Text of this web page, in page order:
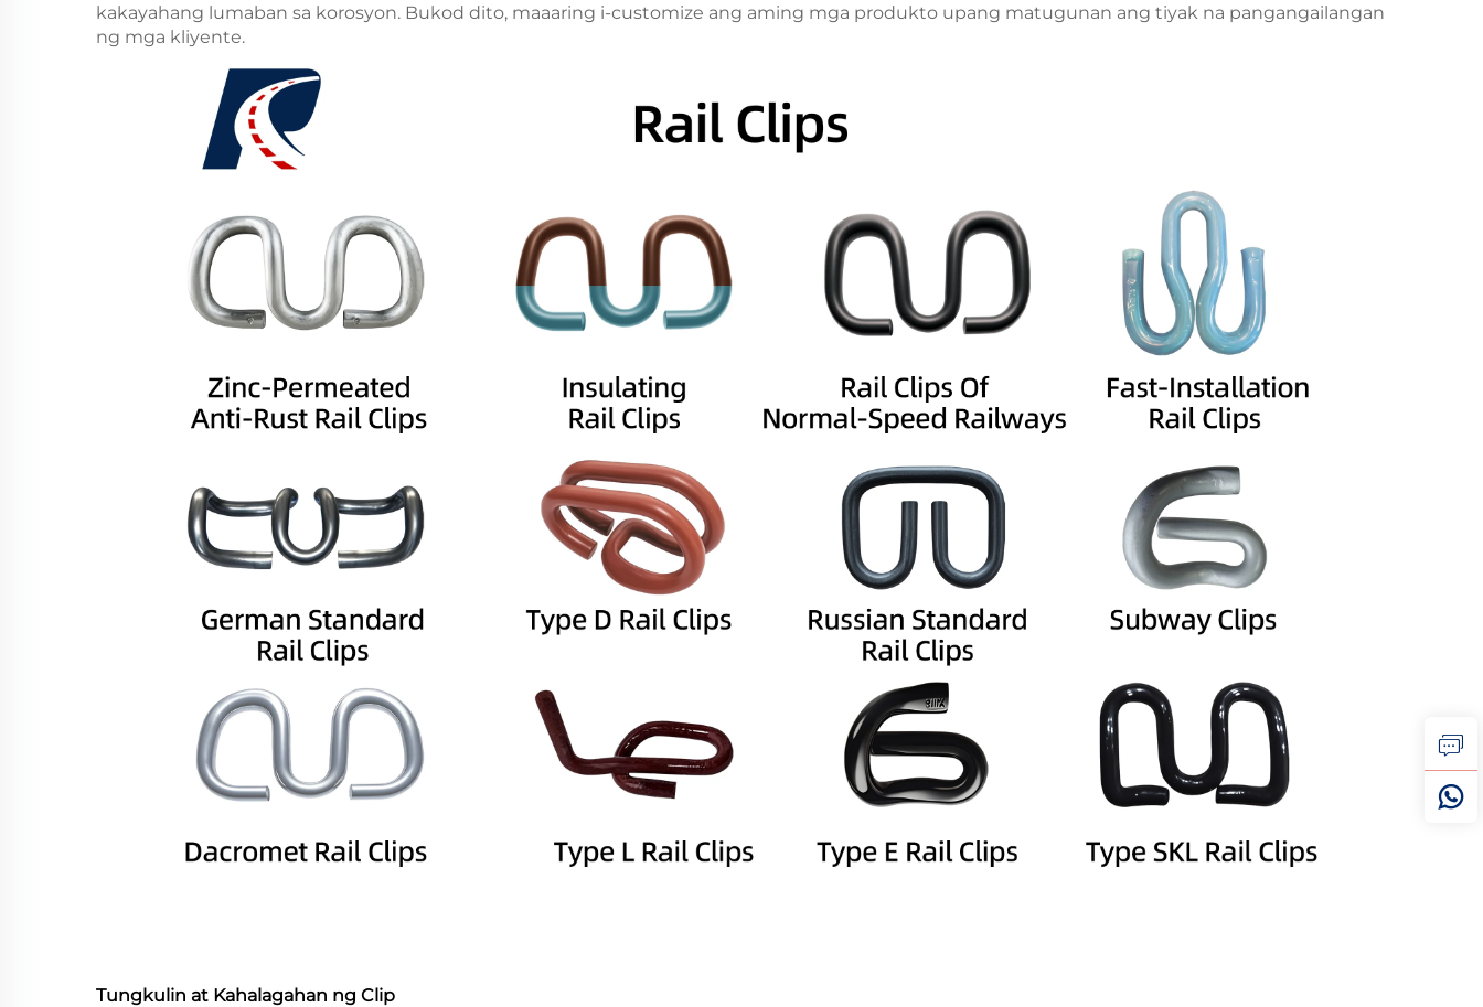
kakayahang lumaban sa korosyon. Bukod dito, maaaring i-customize ang aming mga produkto upang matugunan ang tiyak na pangangailangan
ng mga kliyente.
Tungkulin at Kahalagahan ng Clip